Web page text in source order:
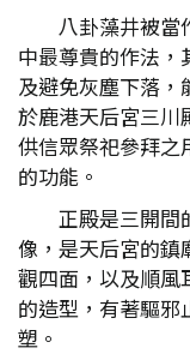
八卦藻井被當
中最尊貴的作法，
及避免灰塵下落，
於鹿港天后宮三川
供信眾祭祀參拜之
的功能。
正殿是三開間
像，是天后宮的鎮
觀四面，以及順風
的造型，有著驅
塑。